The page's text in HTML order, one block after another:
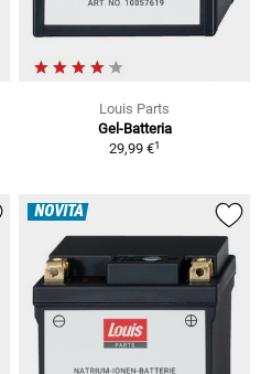
Louis Parts
Gel-Batteria
29,99 €1
NOVITÀ